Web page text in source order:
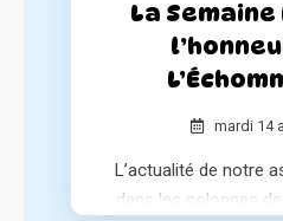
La
mardi 14
L’actualité de notre
dans les colonnes